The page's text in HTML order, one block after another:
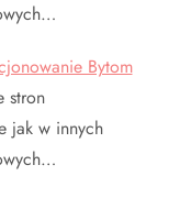
Bytom
stron
jak w innych